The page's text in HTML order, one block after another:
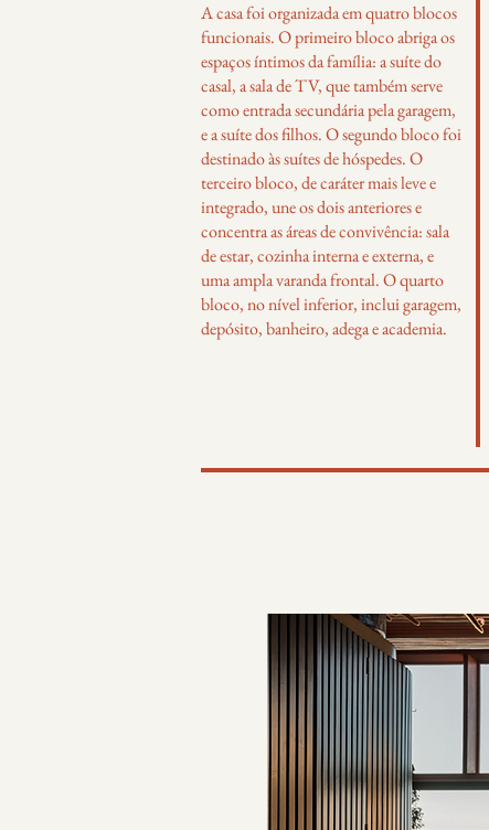
A casa foi organizada em quatro blocos
funcionais. O primeiro bloco abriga os
espaços íntimos da família: a suíte do
casal, a sala de TV, que também serve
como entrada secundária pela garagem,
e a suíte dos filhos. O segundo bloco foi
destinado às suítes de hóspedes. O
terceiro bloco, de caráter mais leve e
integrado, une os dois anteriores e
concentra as áreas de convivência: sala
de estar, cozinha interna e externa, e
uma ampla varanda frontal. O quarto
bloco, no nível inferior, inclui garagem,
depósito, banheiro, adega e academia.